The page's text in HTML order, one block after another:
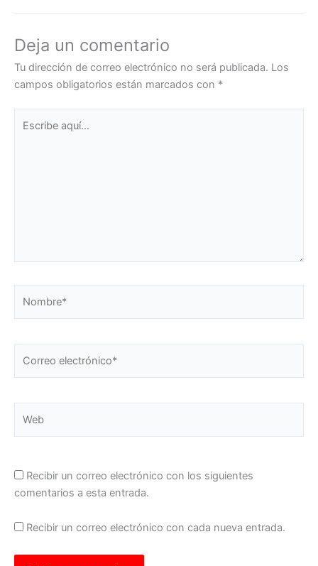
Deja un comentario
Tu dirección de correo electrónico no será publicada. Los
campos obligatorios están marcados con *
aquí...
electrónico*
Recibir un correo electrónico con los siguientes
comentarios a esta entrada.
Recibir un correo electrónico con cada nueva entrada.